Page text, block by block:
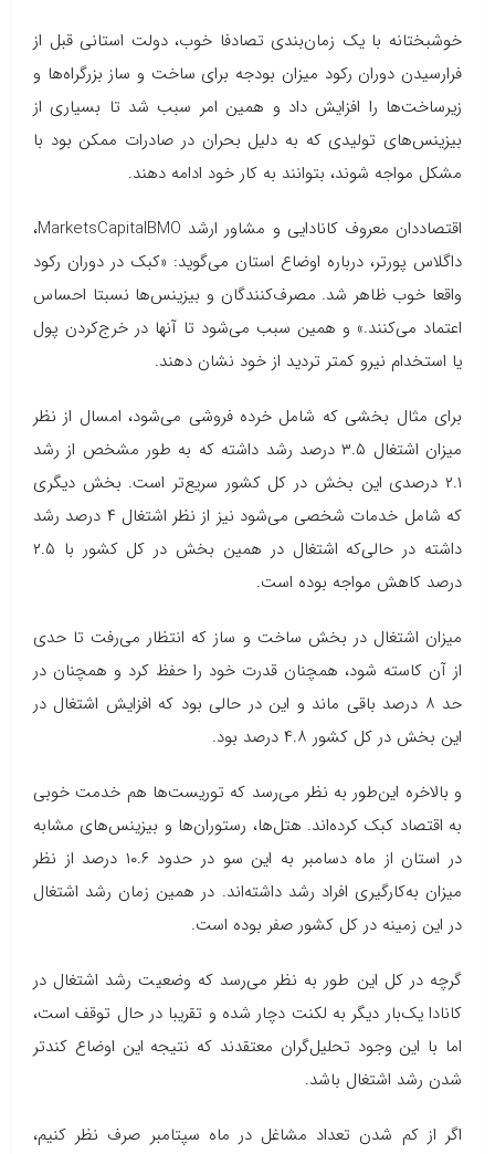
خوشبختانه با یک زمان‌بندی تصادفا خوب، دولت استانی قبل از
فرارسیدن دوران رکود میزان بودجه برای ساخت و ساز بزرگراه‌ها و
زیرساخت‌ها را افزایش داد و همین امر سبب شد تا بسیاری از
بیزینس‌های تولیدی که به دلیل بحران در صادرات ممکن بود با
مشکل مواجه شوند، بتوانند به کار خود ادامه دهند.
اقتصاددان معروف کانادایی و مشاور ارشد BMO
Capital
Markets،
داگلاس پورتر، درباره اوضاع استان می‌گوید: «کبک در دوران رکود
واقعا خوب ظاهر شد. مصرف‌کنندگان و بیزینس‌ها نسبتا احساس
اعتماد می‌کنند.» و همین سبب می‌شود تا آنها در خرج‌کردن پول
یا استخدام نیرو کمتر تردید از خود نشان دهند.
برای مثال بخشی که شامل خرده فروشی می‌شود، امسال از نظر
میزان اشتغال ۳.۵ درصد رشد داشته که به طور مشخص از رشد
۲.۱ درصدی این بخش در کل کشور سریع‌تر است. بخش دیگری
که شامل خدمات شخصی می‌شود نیز از نظر اشتغال ۴ درصد رشد
داشته در حالی‌که اشتغال در همین بخش در کل کشور با ۲.۵
درصد کاهش مواجه بوده است.
میزان اشتغال در بخش ساخت و ساز که انتظار می‌رفت تا حدی
از آن کاسته شود، همچنان قدرت خود را حفظ کرد و همچنان در
حد ۸ درصد باقی ماند و این در حالی بود که افزایش اشتغال در
این بخش در کل کشور ۴.۸ درصد بود.
و بالاخره این‌طور به نظر می‌رسد که توریست‌ها هم خدمت خوبی
به اقتصاد کبک کرده‌اند. هتل‌ها، رستوران‌ها و بیزینس‌های مشابه
در استان از ماه دسامبر به این سو در حدود ۱۰.۶ درصد از نظر
میزان به‌کارگیری افراد رشد داشته‌اند. در همین زمان رشد اشتغال
در این زمینه در کل کشور صفر بوده است.
گرچه در کل این طور به نظر می‌رسد که وضعیت رشد اشتغال در
کانادا یک‌بار دیگر به لکنت دچار شده و تقریبا در حال توقف است،
اما با این وجود تحلیل‌گران معتقدند که نتیجه این اوضاع کندتر
شدن رشد اشتغال باشد.
اگر از کم شدن تعداد مشاغل در ماه سپتامبر صرف نظر کنیم،